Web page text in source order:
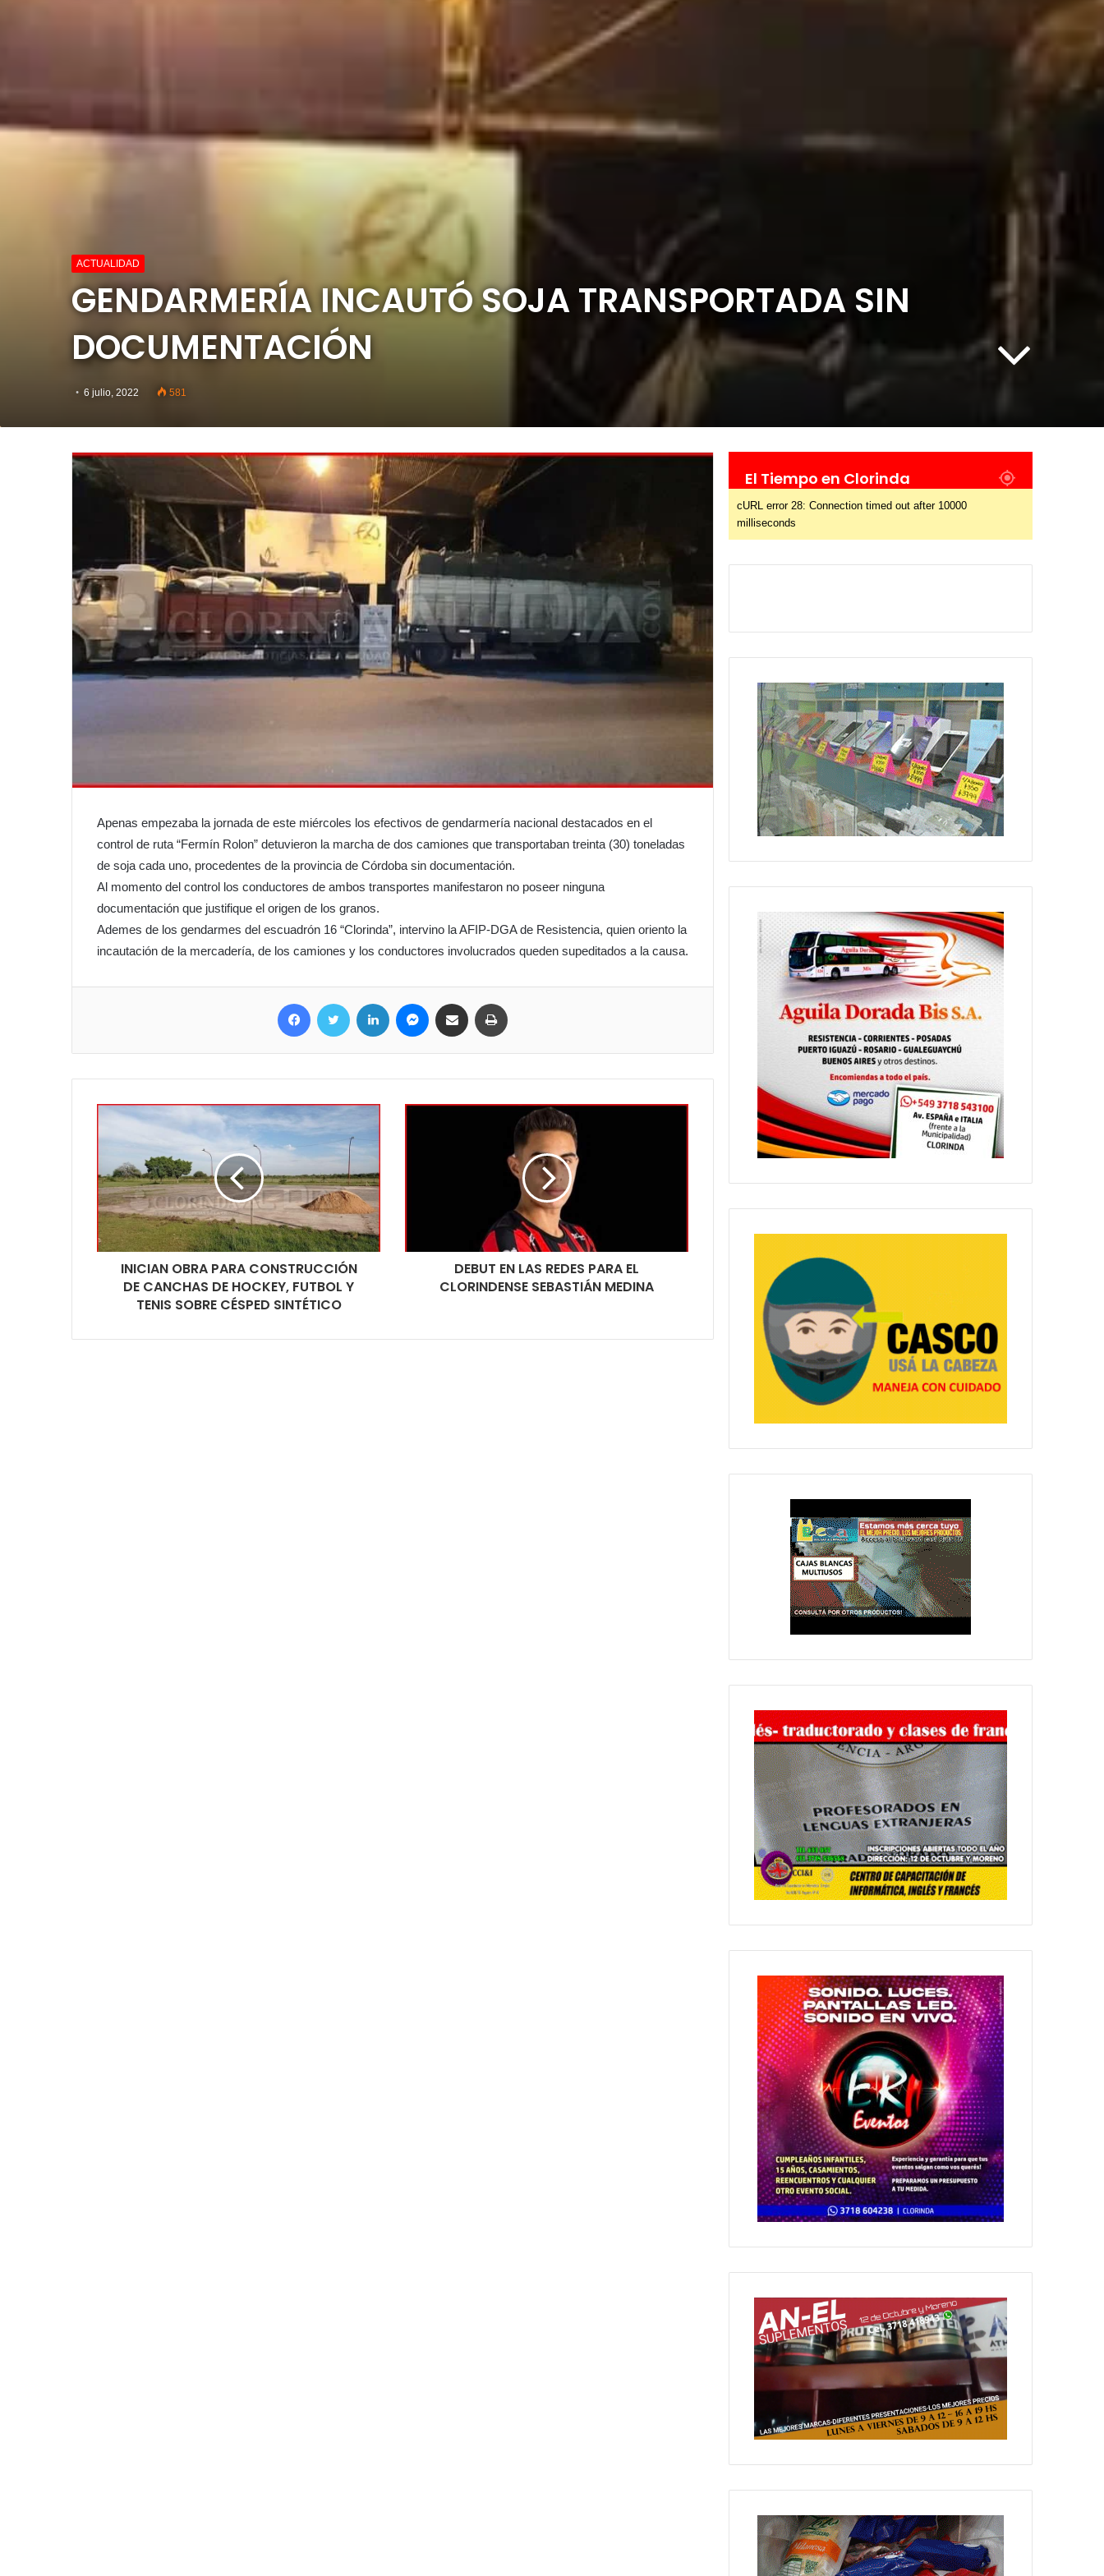
ACTUALIDAD
GENDARMERÍA INCAUTÓ SOJA TRANSPORTADA SIN
DOCUMENTACIÓN
6 julio, 2022 581
Apenas empezaba la jornada de este miércoles los efectivos de gendarmería nacional destacados en el
control de ruta “Fermín Rolon” detuvieron la marcha de dos camiones que transportaban treinta (30) toneladas
de soja cada uno, procedentes de la provincia de Córdoba sin documentación.
Al momento del control los conductores de ambos transportes manifestaron no poseer ninguna
documentación que justifique el origen de los granos.
Ademes de los gendarmes del escuadrón 16 “Clorinda”, intervino la AFIP-DGA de Resistencia, quien oriento la
incautación de la mercadería, de los camiones y los conductores involucrados queden supeditados a la causa.
Facebook Twitter LinkedIn MessengerCompartir por correo electrónico
INICIAN OBRA PARA CONSTRUCCIÓN
DE CANCHAS DE HOCKEY, FUTBOL Y
TENIS SOBRE CÉSPED SINTÉTICO
DEBUT EN LAS REDES PARA EL
CLORINDENSE SEBASTIÁN MEDINA
El Tiempo en Clorinda
cURL error 28: Connection timed out after 10000
milliseconds